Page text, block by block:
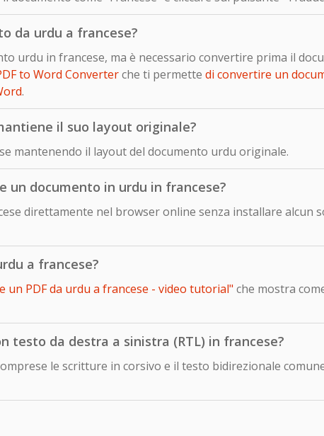
da urdu a francese?
urdu in francese, ma è necessario convertire prima il
to Word Converterche ti permette di convertire un
.
il suo layout originale?
mantenendo il layout del documento urdu originale.
un documento in urdu in francese?
direttamente nel browser online senza installare alcun
a francese?
un PDF da urdu a francese - video tutorial" che mostra
testo da destra a sinistra (RTL) in francese?
le scritture in corsivo e il testo bidirezionale